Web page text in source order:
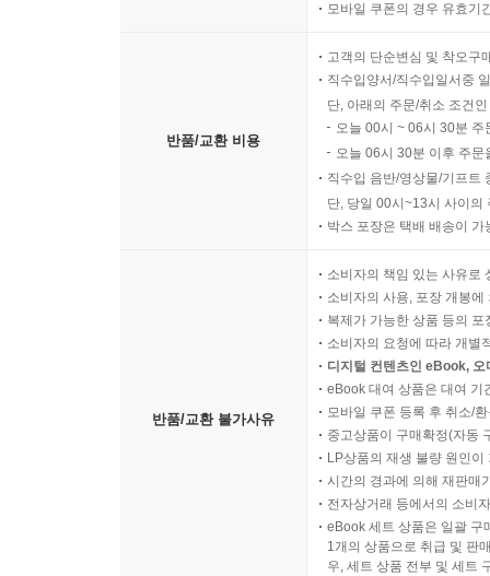
모바일 쿠폰의 경우 유효기
반품/교환 비용
고객의 단순변심 및 착오구
직수입양서/직수입일서중
단, 아래의 주문/취소 조건
오늘 00시 ~ 06시 30분
오늘 06시 30분 이후 주
직수입 음반/영상물/기프트
단, 당일 00시~13시 사이의
박스 포장은 택배 배송이
반품/교환 불가사유
소비자의 책임 있는 사유로
소비자의 사용, 포장 개봉
복제가 가능한 상품 등의
소비자의 요청에 따라 개별
디지털 컨텐츠인 eBook,
eBook 대여 상품은 대여 기
모바일 쿠폰 등록 후 취소/
중고상품이 구매확정(자동
LP상품의 재생 불량 원인
시간의 경과에 의해 재판매
전자상거래 등에서의 소비
eBook 세트 상품은 일괄 구
1개의 상품으로 취급 및 판
우, 세트 상품 전부 및 세트